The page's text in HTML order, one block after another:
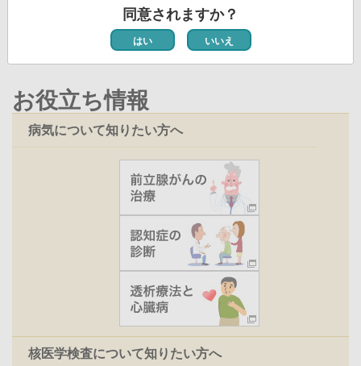
ジ
お役立ち情報
病気について知りたい方へ
核医学検査について知りたい方へ
同意されますか？
はい いいえ